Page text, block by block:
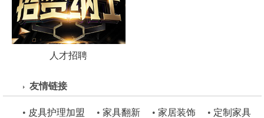
人才招聘
友情链接
• 皮具护理加盟 • 家具翻新• 家居装饰 • 定制家具